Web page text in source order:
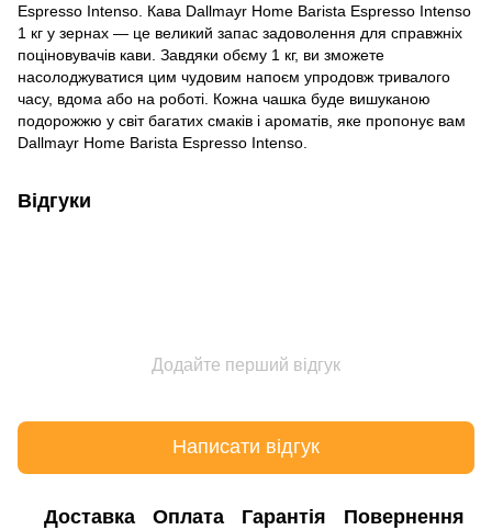
Espresso Intenso. Кава Dallmayr Home Barista Espresso Intenso
1 кг у зернах — це великий запас задоволення для справжніх
поціновувачів кави. Завдяки обєму 1 кг, ви зможете
насолоджуватися цим чудовим напоєм упродовж тривалого
часу, вдома або на роботі. Кожна чашка буде вишуканою
подорожжю у світ багатих смаків і ароматів, яке пропонує вам
Dallmayr Home Barista Espresso Intenso.
Відгуки
Додайте перший відгук
Написати відгук
Доставка Оплата Гарантія Повернення